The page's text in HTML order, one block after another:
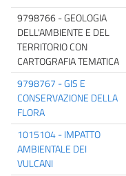
9798766 - GEOLOGIA
DELL'AMBIENTE E DEL
TERRITORIO CON
CARTOGRAFIA TEMATICA
9798767 - GIS E
CONSERVAZIONE DELLA
FLORA
1015104 - IMPATTO
AMBIENTALE DEI
VULCANI